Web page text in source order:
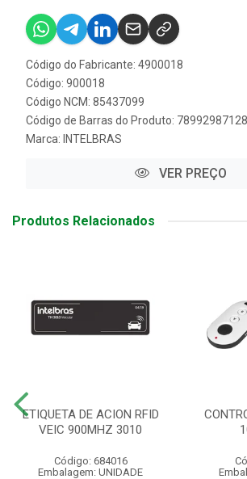
Código do Fabricante: 4900018
Código: 900018
Código NCM: 85437099
Código de Barras do Produto:
Marca: INTELBRAS
VER PREÇO
Produtos Relacionados
ETIQUETA DE ACION RFID
VEIC 900MHZ 3010
Código: 684016
Embalagem: UNIDADE